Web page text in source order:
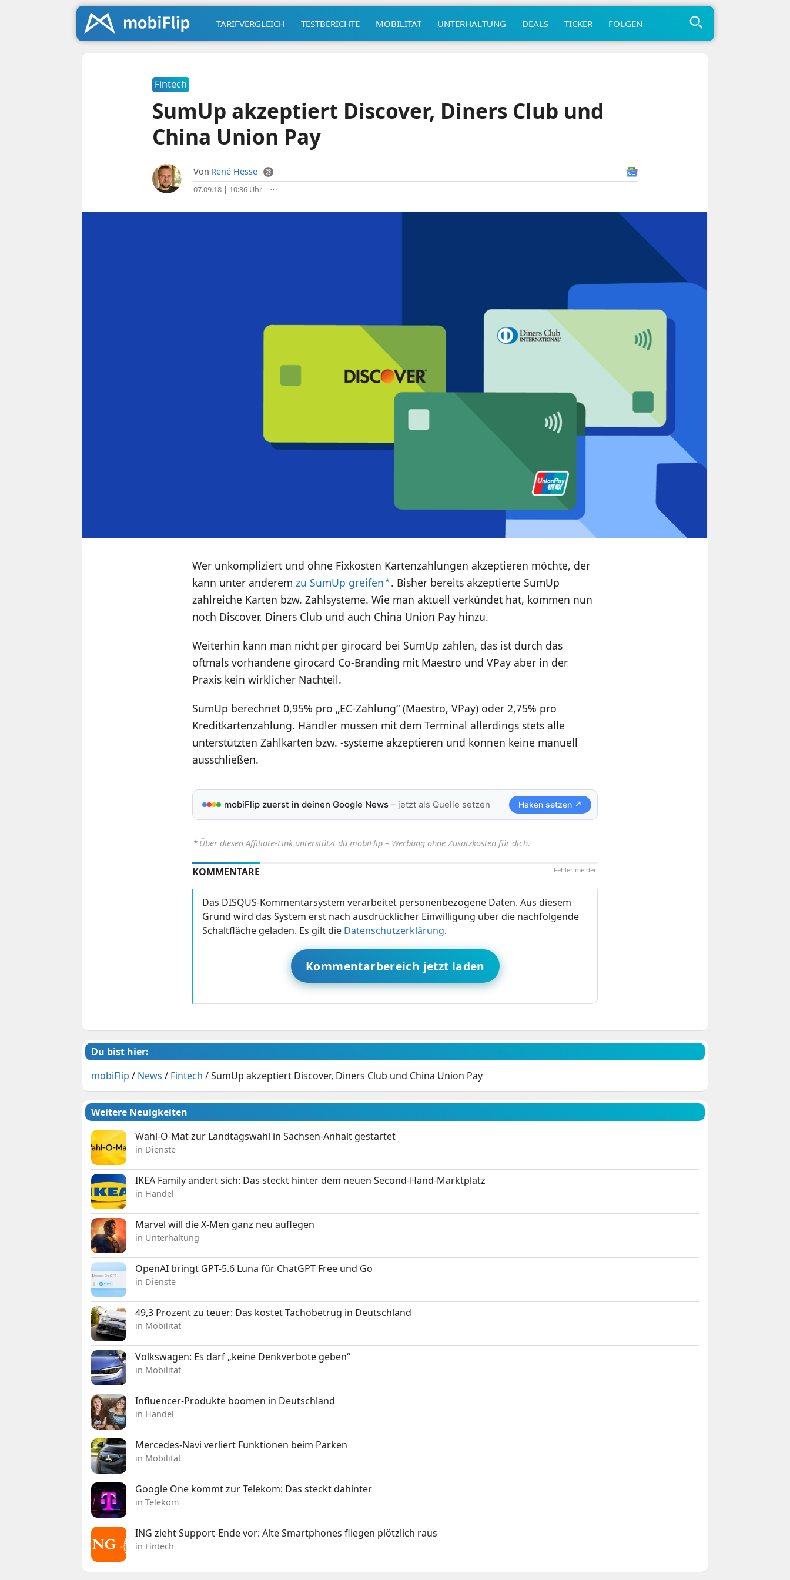
TARIFVERGLEICH TESTBERICHTE MOBILITÄT UNTERHALTUNG DEALS TICKER FOLGEN
Fintech
SumUp akzeptiert Discover, Diners Club und
China Union Pay
Von René Hesse
07.09.18 | 10:36 Uhr| ⋯
Wer unkompliziert und ohne Fixkosten Kartenzahlungen akzeptieren möchte, der
kann unter anderem zu SumUp greifen . Bisher bereits akzeptierte SumUp
zahlreiche Karten bzw. Zahlsysteme. Wie man aktuell verkündet hat, kommen nun
noch Discover, Diners Club und auch China Union Pay hinzu.
Weiterhin kann man nicht per girocard bei SumUp zahlen, das ist durch das
oftmals vorhandene girocard Co-Branding mit Maestro und VPay aber in der
Praxis kein wirklicher Nachteil.
SumUp berechnet 0,95% pro „EC-Zahlung“ (Maestro, VPay) oder 2,75% pro
Kreditkartenzahlung. Händler müssen mit dem Terminal allerdings stets alle
unterstützten Zahlkarten bzw. -systeme akzeptieren und können keine manuell
ausschließen.
mobiFlip zuerst in deinen Google News– jetzt als Quelle setzen Haken setzen ↗
⋆ Über diesen Affiliate-Link unterstützt du mobiFlip – Werbung ohne Zusatzkosten für dich.
Fehler melden
KOMMENTARE
Das DISQUS-Kommentarsystem verarbeitet personenbezogene Daten. Aus diesem
Grund wird das System erst nach ausdrücklicher Einwilligung über die nachfolgende
Schaltfläche geladen. Es gilt die Datenschutzerklärung.
Kommentarbereich jetzt laden
Du bist hier:
mobiFlip / News / Fintech /SumUp akzeptiert Discover, Diners Club und China Union Pay
Weitere Neuigkeiten
Wahl-O-Mat zur Landtagswahl in Sachsen-Anhalt gestartet
in Dienste
IKEA Family ändert sich: Das steckt hinter dem neuen Second-Hand-Marktplatz
in Handel
Marvel will die X-Men ganz neu auflegen
in Unterhaltung
OpenAI bringt GPT-5.6 Luna für ChatGPT Free und Go
in Dienste
49,3 Prozent zu teuer: Das kostet Tachobetrug in Deutschland
in Mobilität
Volkswagen: Es darf „keine Denkverbote geben“
in Mobilität
Influencer-Produkte boomen in Deutschland
in Handel
Mercedes-Navi verliert Funktionen beim Parken
in Mobilität
Google One kommt zur Telekom: Das steckt dahinter
in Telekom
ING zieht Support-Ende vor: Alte Smartphones fliegen plötzlich raus
in Fintech